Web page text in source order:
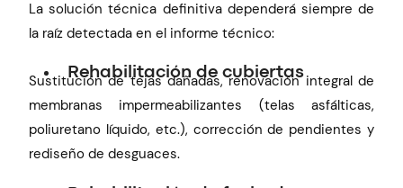
La solución técnica definitiva dependerá siempre de
la raíz detectada en el informe técnico:
Rehabilitación de cubiertas
Sustitución de tejas dañadas, renovación integral de
membranas impermeabilizantes (telas asfálticas,
poliuretano líquido, etc.), corrección de pendientes y
rediseño de desguaces.